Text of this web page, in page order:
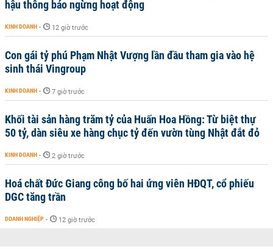
hậu thông báo ngừng hoạt động
KINH DOANH - 12 giờ trước
Con gái tỷ phú Phạm Nhật Vượng lần đầu tham gia vào hệ
sinh thái Vingroup
KINH DOANH - 7 giờ trước
Khối tài sản hàng trăm tỷ của Huấn Hoa Hồng: Từ biệt thự
50 tỷ, dàn siêu xe hàng chục tỷ đến vườn tùng Nhật đắt đỏ
KINH DOANH - 2 giờ trước
Hoá chất Đức Giang công bố hai ứng viên HĐQT, cổ phiếu
DGC tăng trần
DOANH NGHIỆP - 12 giờ trước